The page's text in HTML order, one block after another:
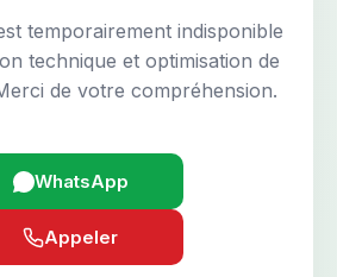
temporairement indisponible
technique et optimisation de
de votre compréhension.
WhatsApp
Appeler